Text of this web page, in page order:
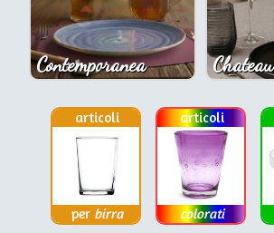
Contemporanea Chateau
articoli
per birra
articoli
colorati